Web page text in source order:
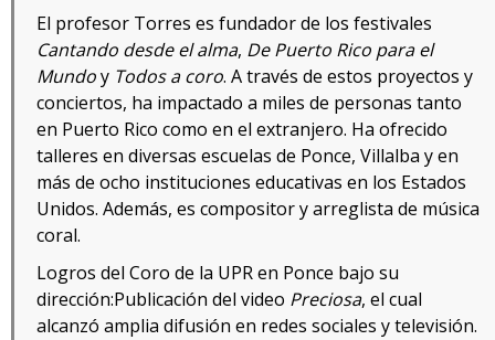
El profesor Torres es fundador de los festivales
Cantando desde el alma, De Puerto Rico para el
Mundoy Todos a coro. A través de estos proyectos y
conciertos, ha impactado a miles de personas tanto
en Puerto Rico como en el extranjero. Ha ofrecido
talleres en diversas escuelas de Ponce, Villalba y en
más de ocho instituciones educativas en los Estados
Unidos. Además, es compositor y arreglista de música
coral.
Logros del Coro de la UPR en Ponce bajo su
dirección:Publicación del video Preciosa, el cual
alcanzó amplia difusión en redes sociales y televisión.